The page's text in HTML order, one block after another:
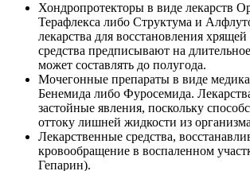
Хондропротекторы в виде лекарств
Терафлекса либо Структума и
лекарства для восстановления
средства предписывают на
может составлять до полугода.
Мочегонные препараты в виде
Бенемида либо Фуросемида.
застойные явления, поскольку
оттоку лишней жидкости из
Лекарственные средства,
кровообращение в воспаленном
Гепарин).